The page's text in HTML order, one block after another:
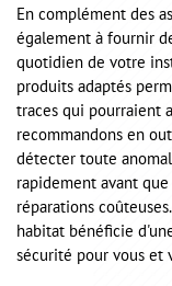
En complément des
également à fournir
quotidien de votre
produits adaptés
traces qui pourraient
recommandons en
détecter toute
rapidement avant
réparations
habitat bénéficie
sécurité pour vous et